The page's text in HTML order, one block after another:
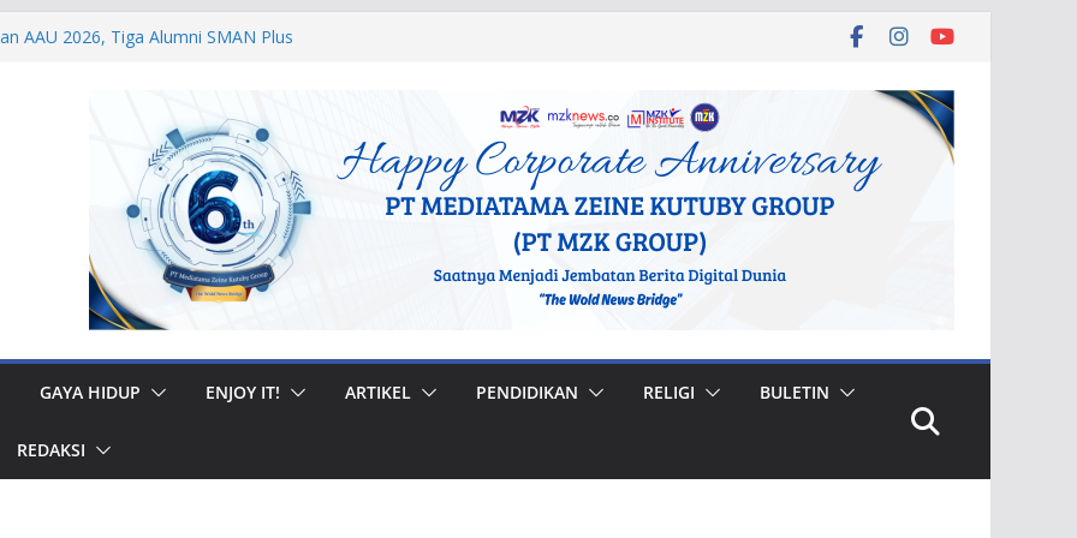
AAU 2026, Tiga Alumni SMAN Plus
Akpol Dampingi Siswa Sekolah
Bhakti 2026
Prajurit, Kodaeral V Hadiri Syukuran
Surabaya
Personel Lanud Sulaiman
World Boomerang Championship
GAYA HIDUP ENJOY IT! ARTIKEL PENDIDIKAN RELIGI BULETIN
REDAKSI